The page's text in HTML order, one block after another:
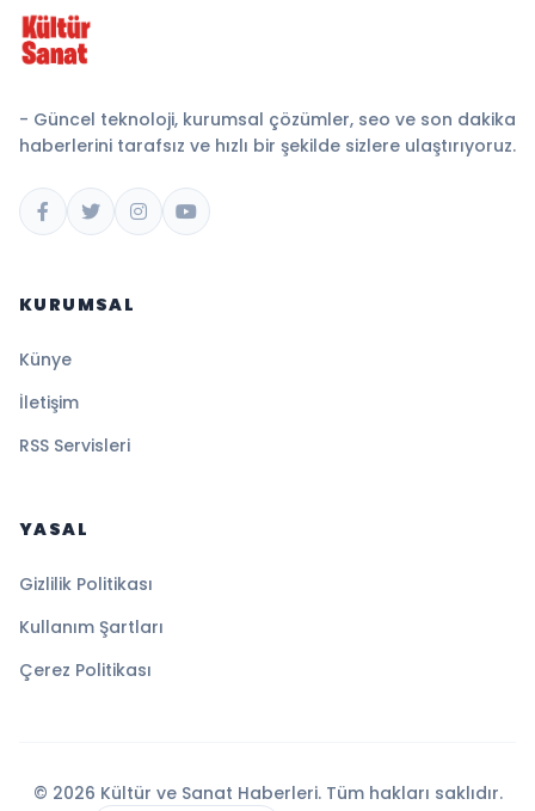
- Güncel teknoloji, kurumsal çözümler, seo ve son dakika
haberlerini tarafsız ve hızlı bir şekilde sizlere ulaştırıyoruz.
KURUMSAL
Künye
İletişim
RSS Servisleri
YASAL
Gizlilik Politikası
Kullanım Şartları
Çerez Politikası
© 2026 Kültür ve Sanat Haberleri. Tüm hakları saklıdır.